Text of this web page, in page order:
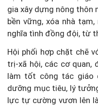
gia xây dựng nông thôn
bền vững, xóa nhà
nghĩa tình đồng đội, từ
Hội phối hợp chặt chẽ
trị-xã hội, các cơ quan,
làm tốt công tác giáo
dưỡng mục tiêu, lý
lực tự cường vươn lên